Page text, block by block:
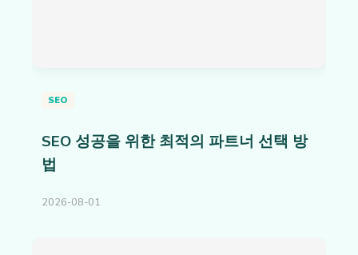
SEO
SEO 성공을 위한 최적의 파트너 선택 방
법
2026-08-01